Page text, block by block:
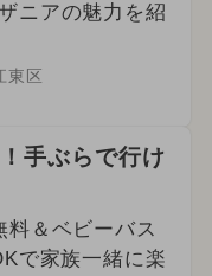
ニアの魅力を紹
東区
手ぶらで行け
料＆ベビーバス
で家族一緒に楽